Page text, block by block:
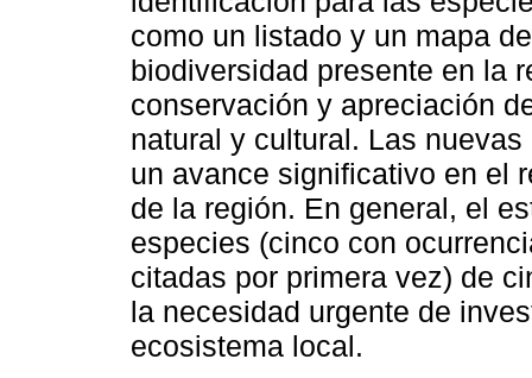
como un listado y un mapa
biodiversidad presente en la
conservación y apreciación
natural y cultural. Las
un avance significativo en el
de la región. En general, el
especies (cinco con
citadas por primera vez) de
la necesidad urgente de
ecosistema local.